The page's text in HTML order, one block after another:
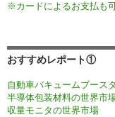
※カードによるお支払も
おすすめレポート①
自動車バキュームブース
半導体包装材料の世界市
収量モニタの世界市場